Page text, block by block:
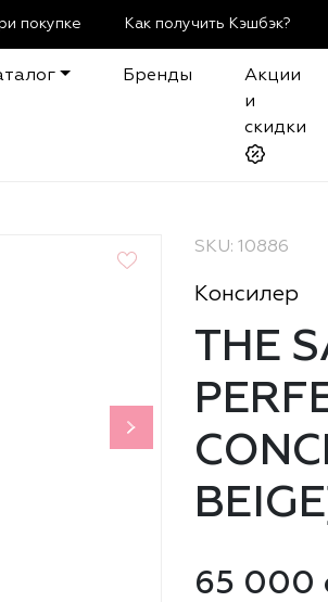
покупке Как получить Кэшбэк?
Бренды
Акции
и
скидки
SKU: 10886
Консилер
THE
65 000